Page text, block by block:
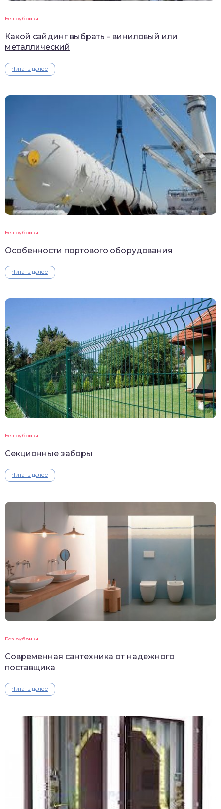
Без рубрики
Какой сайдинг выбрать – виниловый или
металлический
Читать далее
Без рубрики
Особенности портового оборудования
Читать далее
Без рубрики
Секционные заборы
Читать далее
Без рубрики
Современная сантехника от надежного
поставщика
Читать далее